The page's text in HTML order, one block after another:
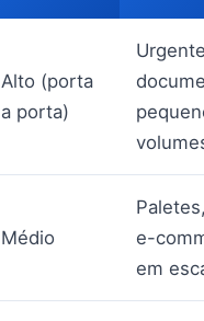
Alto (porta
a porta)
Médio
e-
em